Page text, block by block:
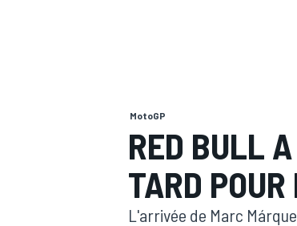
MOTOGP
MotoGP
RED BULL
TARD
L'arrivée de Marc